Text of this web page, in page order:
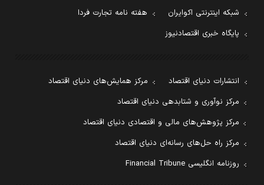
شبکه اینترنتی اکوایران
هفته نامه تجارت فردا
پایگاه خبری اقتصادنیوز
انتشارات دنیای اقتصاد
مرکز همایش‌های دنیای اقتصاد
مرکز نوآوری و شتابدهی دنیای اقتصاد
مرکز پژوهش‌های مالی و اقتصادی دنیای اقتصاد
مرکز راه حل‌های رسانه‌ای دنیای اقتصاد
روزنامه انگلیسی Financial Tribune